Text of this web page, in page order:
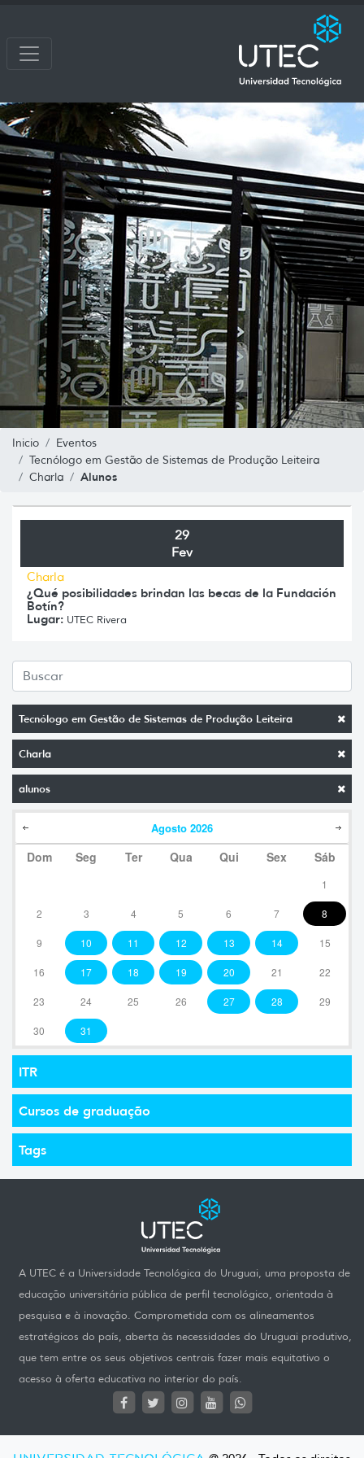
Inicio
Eventos
Tecnólogo em Gestão de Sistemas de Produção Leiteira
Charla
Alunos
Tecnólogo em Gestão de Sistemas de Produção Leiteira
Charla
alunos
Agosto 2026
Dom Seg Ter Qua Qui Sex Sáb
1
2 3 4 5 6 7 8
9 10 11 12 13 14 15
16 17 18 19 20 21 22
23 24 25 26 27 28 29
30 31
ITR
Cursos de graduação
Tags
29
Fev
Charla
¿Qué posibilidades brindan las becas de la Fundación
Botín?
Lugar: UTEC Rivera
A UTEC é a Universidade Tecnológica do Uruguai, uma proposta de
educação universitária pública de perfil tecnológico, orientada à
pesquisa e à inovação. Comprometida com os alineamentos
estratégicos do país, aberta às necessidades do Uruguai produtivo,
que tem entre os seus objetivos centrais fazer mais equitativo o
acesso à oferta educativa no interior do país.